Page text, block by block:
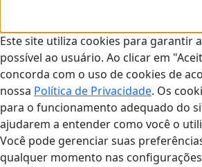
Este site utiliza cookies para garantir
possível ao usuário. Ao clicar em
concorda com o uso de cookies de
nossa Política de Privacidade. Os
para o funcionamento adequado do
ajudarem a entender como você o
Você pode gerenciar suas
qualquer momento nas